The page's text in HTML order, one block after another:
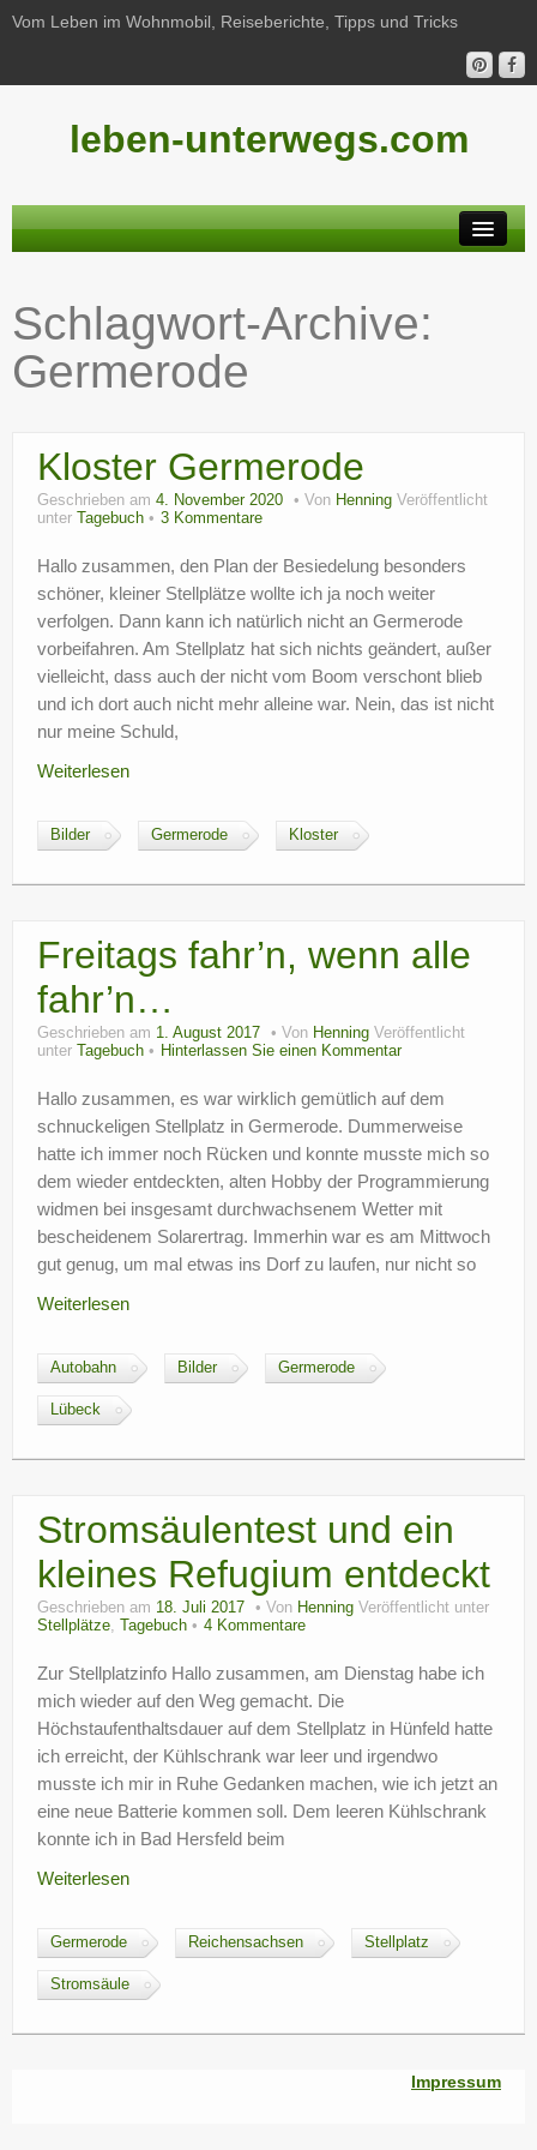
Vom Leben im Wohnmobil, Reiseberichte, Tipps und Tricks
leben-unterwegs.com
Reiseberichte
Unterwegs
Freizeit
Wohnmobil-Technik
?
Schlagwort-Archive:
Germerode
Kloster Germerode
Geschrieben am 4. November 2020 Von Henning Veröffentlicht
unter
Tagebuch 3 Kommentare
Hallo zusammen, den Plan der Besiedelung besonders
schöner, kleiner Stellplätze wollte ich ja noch weiter
verfolgen. Dann kann ich natürlich nicht an Germerode
vorbeifahren. Am Stellplatz hat sich nichts geändert, außer
vielleicht, dass auch der nicht vom Boom verschont blieb
und ich dort auch nicht mehr alleine war. Nein, das ist nicht
nur meine Schuld,
Weiterlesen
Bilder Germerode Kloster
Freitags fahr’n, wenn alle
fahr’n…
Geschrieben am 1. August 2017 Von Henning Veröffentlicht
unter
Tagebuch Hinterlassen Sie einen Kommentar
Hallo zusammen, es war wirklich gemütlich auf dem
schnuckeligen Stellplatz in Germerode. Dummerweise
hatte ich immer noch Rücken und konnte musste mich so
dem wieder entdeckten, alten Hobby der Programmierung
widmen bei insgesamt durchwachsenem Wetter mit
bescheidenem Solarertrag. Immerhin war es am Mittwoch
gut genug, um mal etwas ins Dorf zu laufen, nur nicht so
Weiterlesen
Autobahn Bilder Germerode
Lübeck
Stromsäulentest und ein
kleines Refugium entdeckt
Geschrieben am 18. Juli 2017 Von Henning Veröffentlicht unter
Stellplätze, Tagebuch 4 Kommentare
Zur Stellplatzinfo Hallo zusammen, am Dienstag habe ich
mich wieder auf den Weg gemacht. Die
Höchstaufenthaltsdauer auf dem Stellplatz in Hünfeld hatte
ich erreicht, der Kühlschrank war leer und irgendwo
musste ich mir in Ruhe Gedanken machen, wie ich jetzt an
eine neue Batterie kommen soll. Dem leeren Kühlschrank
konnte ich in Bad Hersfeld beim
Weiterlesen
Germerode Reichensachsen Stellplatz
Stromsäule
Impressum